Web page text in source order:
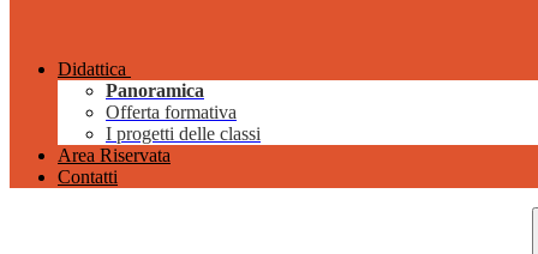
Didattica
Panoramica
Offerta formativa
I progetti delle classi
Area Riservata
Contatti